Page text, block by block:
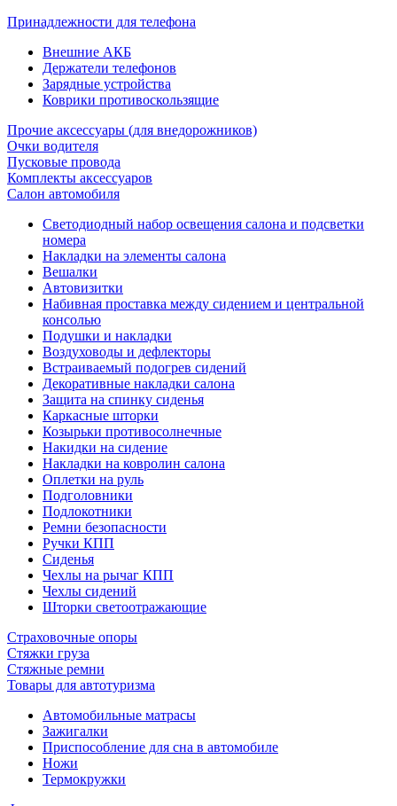
Принадлежности для телефона
Внешние АКБ
Держатели телефонов
Зарядные устройства
Коврики противоскользящие
Прочие аксессуары (для внедорожников)
Очки водителя
Пусковые провода
Комплекты аксессуаров
Салон автомобиля
Светодиодный набор освещения салона и подсветки
номера
Накладки на элементы салона
Вешалки
Автовизитки
Набивная проставка между сидением и центральной
консолью
Подушки и накладки
Воздуховоды и дефлекторы
Встраиваемый подогрев сидений
Декоративные накладки салона
Защита на спинку сиденья
Каркасные шторки
Козырьки противосолнечные
Накидки на сидение
Накладки на ковролин салона
Оплетки на руль
Подголовники
Подлокотники
Ремни безопасности
Ручки КПП
Сиденья
Чехлы на рычаг КПП
Чехлы сидений
Шторки светоотражающие
Страховочные опоры
Стяжки груза
Стяжные ремни
Товары для автотуризма
Автомобильные матрасы
Зажигалки
Приспособление для сна в автомобиле
Ножи
Термокружки